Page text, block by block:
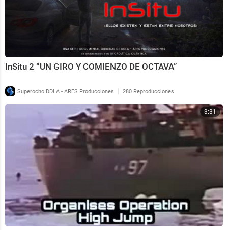
InSitu 2 “UN GIRO Y COMIENZO DE OCTAVA”
Superocho DDLA - ARES Producciones | 280 Reproducciones
3:31